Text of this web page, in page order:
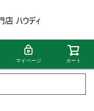
マイページ カート